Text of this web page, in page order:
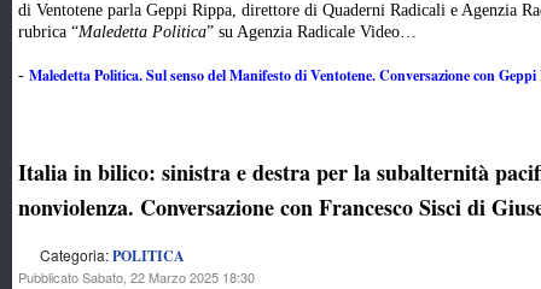
di Ventotene parla Geppi Rippa, direttore di Quaderni Radicali e Agenzia
rubrica “Maledetta Politica” su Agenzia Radicale Video…
- Maledetta Politica. Sul senso del Manifesto di Ventotene. Conversazione con
Italia in bilico: sinistra e destra per la subalternità
nonviolenza. Conversazione con Francesco Sisci di
Categoria:POLITICA
Pubblicato Sabato, 22 Marzo 2025 18:30